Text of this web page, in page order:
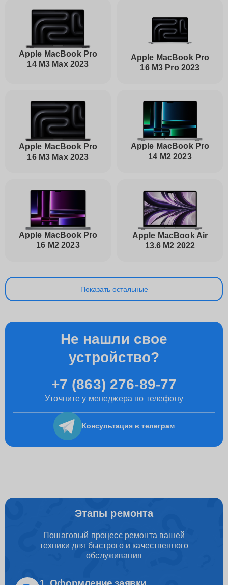
Apple MacBook Pro
14 M3 Max 2023
Apple MacBook Pro
16 M3 Pro 2023
Apple MacBook Pro
16 M3 Max 2023
Apple MacBook Pro
14 M2 2023
Apple MacBook Pro
16 M2 2023
Apple MacBook Air
13.6 M2 2022
Показать остальные
Не нашли свое
устройство?
+7 (863) 276-89-77
Уточните у менеджера по телефону
Консультация в телеграм
Этапы ремонта
Пошаговый процесс ремонта вашей
техники для быстрого и качественного
обслуживания